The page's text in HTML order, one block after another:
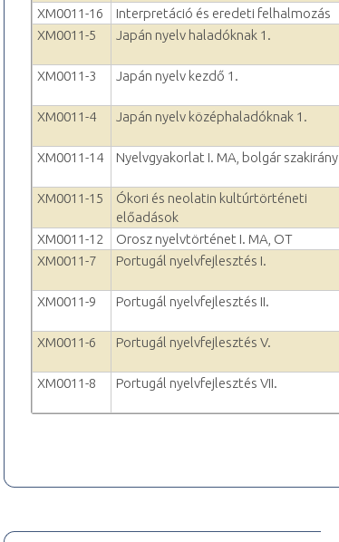
XM0011-16
Interpretáció és eredeti felhalmozás
XM0011-5
Japán nyelv haladóknak 1.
XM0011-3
Japán nyelv kezdő 1.
XM0011-4
Japán nyelv középhaladóknak 1.
XM0011-14
Nyelvgyakorlat I. MA, bolgár szakirány
XM0011-15
Ókori és neolatin kultúrtörténeti
előadások
XM0011-12 Orosz nyelvtörténet I. MA, OT
XM0011-7
Portugál nyelvfejlesztés I.
XM0011-9
Portugál nyelvfejlesztés II.
XM0011-6
Portugál nyelvfejlesztés V.
XM0011-8
Portugál nyelvfejlesztés VII.